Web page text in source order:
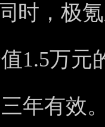
时，极
1.5万元
年有效